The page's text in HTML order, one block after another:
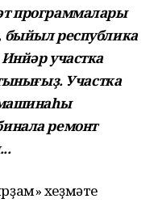
программалары
республика
участка
Участка
ремонт
хеҙмәте